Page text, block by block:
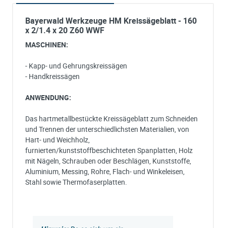
Bayerwald Werkzeuge HM Kreissägeblatt - 160
x 2/1.4 x 20 Z60 WWF
MASCHINEN:
- Kapp- und Gehrungskreissägen
- Handkreissägen
ANWENDUNG:
Das hartmetallbestückte Kreissägeblatt zum Schneiden
und Trennen der unterschiedlichsten Materialien, von
Hart- und Weichholz,
furnierten/kunststoffbeschichteten Spanplatten, Holz
mit Nägeln, Schrauben oder Beschlägen, Kunststoffe,
Aluminium, Messing, Rohre, Flach- und Winkeleisen,
Stahl sowie Thermofaserplatten.